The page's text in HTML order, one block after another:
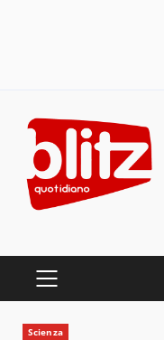
content
PRIMARY
Scienza